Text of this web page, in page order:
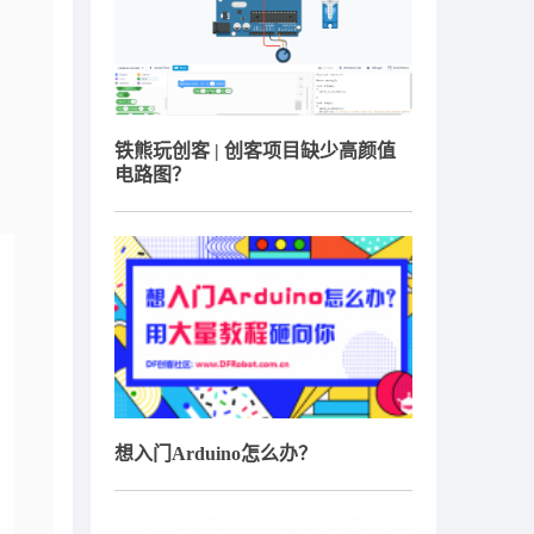
铁熊玩创客 | 创客项目缺少高颜值
电路图？
想入门Arduino怎么办？